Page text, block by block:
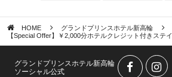
HOME グランドプリンスホテル新高輪
【Special Offer】￥2,000分ホテルクレジット付きステイ
グランドプリンスホテル新高輪
ソーシャル公式